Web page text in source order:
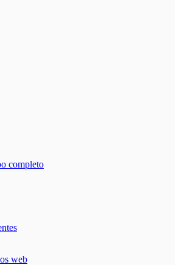
completo
web